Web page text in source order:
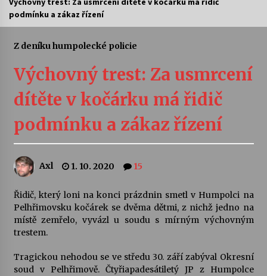
4. 8. 2026
Vernisáž výstavy Josefíny Duškové: Stávám se
kapkou
30. 7. 2026
Veselí muzikanti
30. 7. 2026
šedesátka: 28. 7.–1. 8. 2026
28. 7. 2026
28. 7. 2026
podmínku a zákaz řízení
Z deníku humpolecké policie
Výchovný trest: Za usmrcení
dítěte v kočárku má řidič
podmínku a zákaz řízení
Axl 1. 10. 2020 15
Řidič, který loni na konci prázdnin smetl v Humpolci na
Pelhřimovsku kočárek se dvěma dětmi, z nichž jedno na
místě zemřelo, vyvázl u soudu s mírným výchovným
trestem.
Tragickou nehodou se ve středu 30. září zabýval Okresní
soud v Pelhřimově. Čtyřiapadesátiletý JP z Humpolce